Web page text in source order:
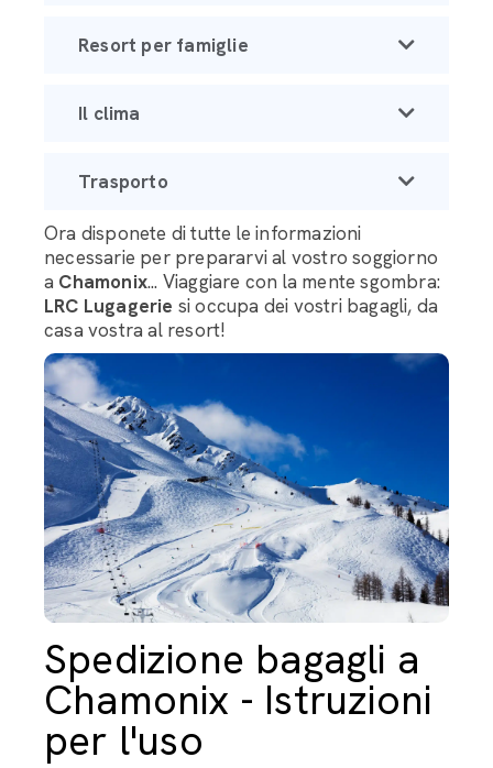
Resort per famiglie
Il clima
Trasporto
Ora disponete di tutte le informazioni
necessarie per prepararvi al vostro soggiorno
a Chamonix... Viaggiare con la mente sgombra:
LRC Lugagerie si occupa dei vostri bagagli, da
casa vostra al resort!
Spedizione bagagli a
Chamonix - Istruzioni
per l'uso